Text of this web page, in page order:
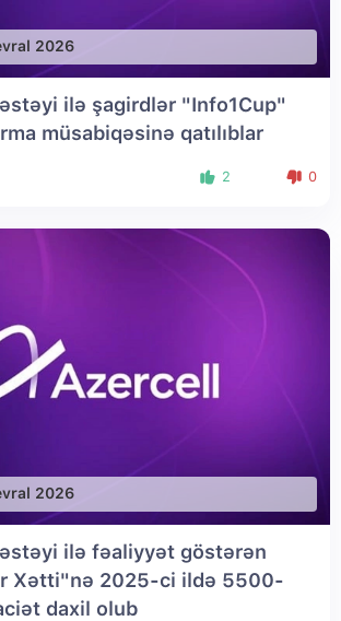
2026
ilə şagirdlər "Info1Cup"
müsabiqəsinə qatılıblar
2 0
2026
ilə fəaliyyət göstərən
Xətti"nə 2025-ci ildə 5500-
daxil olub